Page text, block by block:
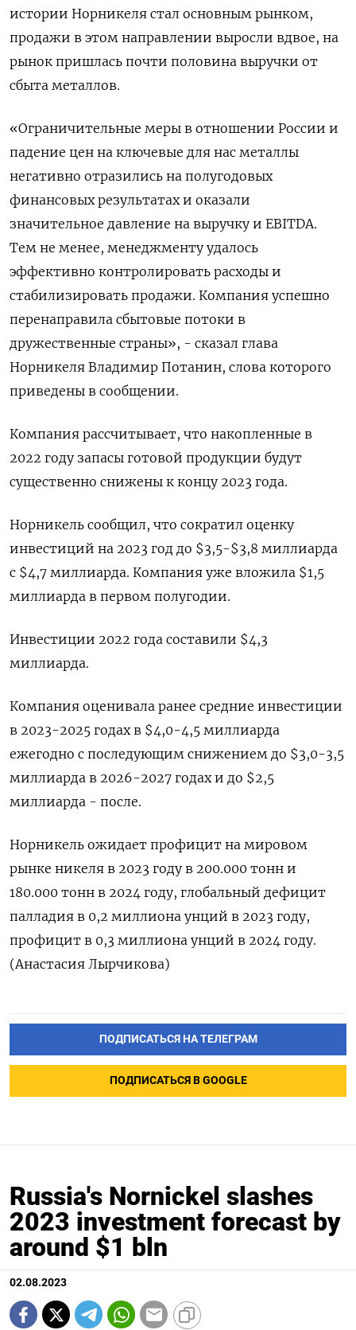
истории Норникеля стал основным рынком,
продажи в этом направлении выросли вдвое, на
рынок пришлась почти половина выручки от
сбыта металлов.
«Ограничительные меры в отношении России и
падение цен на ключевые для нас металлы
негативно отразились на полугодовых
финансовых результатах и оказали
значительное давление на выручку и EBITDA.
Тем не менее, менеджменту удалось
эффективно контролировать расходы и
стабилизировать продажи. Компания успешно
перенаправила сбытовые потоки в
дружественные страны», - сказал глава
Норникеля Владимир Потанин, слова которого
приведены в сообщении.
Компания рассчитывает, что накопленные в
2022 году запасы готовой продукции будут
существенно снижены к концу 2023 года.
Норникель сообщил, что сократил оценку
инвестиций на 2023 год до $3,5-$3,8 миллиарда
с $4,7 миллиарда. Компания уже вложила $1,5
миллиарда в первом полугодии.
Инвестиции 2022 года составили $4,3
миллиарда.
Компания оценивала ранее средние инвестиции
в 2023-2025 годах в $4,0-4,5 миллиарда
ежегодно с последующим снижением до $3,0-3,5
миллиарда в 2026-2027 годах и до $2,5
миллиарда - после.
Норникель ожидает профицит на мировом
рынке никеля в 2023 году в 200.000 тонн и
180.000 тонн в 2024 году, глобальный дефицит
палладия в 0,2 миллиона унций в 2023 году,
профицит в 0,3 миллиона унций в 2024 году.
(Анастасия Лырчикова)
ПОДПИСАТЬСЯ НА ТЕЛЕГРАМ
ПОДПИСАТЬСЯ В GOOGLE
Russia's Nornickel slashes
2023 investment forecast by
around $1 bln
02.08.2023